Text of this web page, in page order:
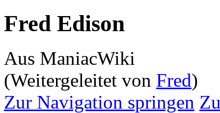
Fred Edison
Aus ManiacWiki
(Weitergeleitet von Fred)
Zur Navigation springen